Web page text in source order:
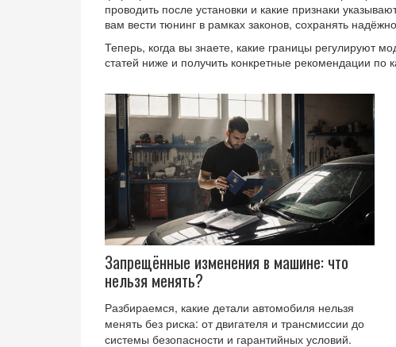
проводить после установки и какие признаки
вам вести тюнинг в рамках законов, сохранять
Теперь, когда вы знаете, какие границы регулируют
статей ниже и получить конкретные рекомендации по
Запрещённые изменения в машине: что
нельзя менять?
Разбираемся, какие детали автомобиля нельзя
менять без риска: от двигателя и трансмиссии до
системы безопасности и гарантийных условий.